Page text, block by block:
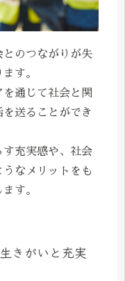
のつながりが失
す。
通じて社会と関
送ることができ
す充実感や、社会
なメリットをも
す。
きがいと充実